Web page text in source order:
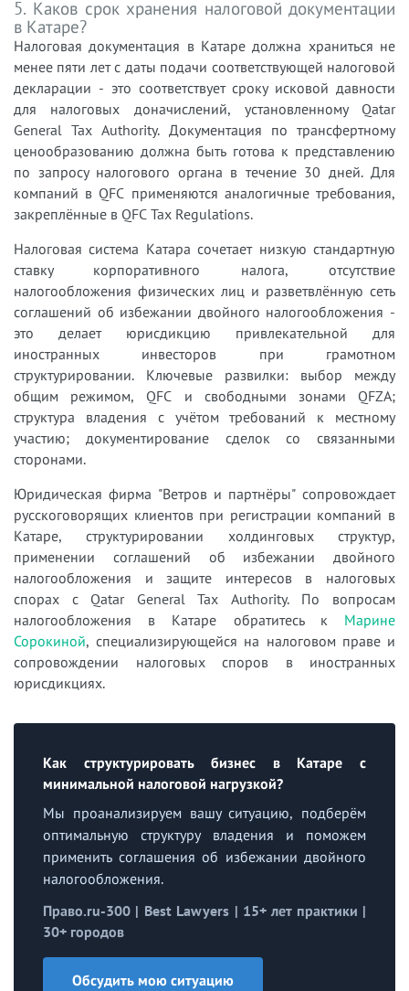
5. Каков срок хранения налоговой документации
в Катаре?
Налоговая документация в Катаре должна храниться не
менее пяти лет с даты подачи соответствующей налоговой
декларации - это соответствует сроку исковой давности
для налоговых доначислений, установленному Qatar
General Tax Authority. Документация по трансфертному
ценообразованию должна быть готова к представлению
по запросу налогового органа в течение 30 дней. Для
компаний в QFC применяются аналогичные требования,
закреплённые в QFC Tax Regulations.
Налоговая система Катара сочетает низкую стандартную
ставку корпоративного налога, отсутствие
налогообложения физических лиц и разветвлённую сеть
соглашений об избежании двойного налогообложения -
это делает юрисдикцию привлекательной для
иностранных инвесторов при грамотном
структурировании. Ключевые развилки: выбор между
общим режимом, QFC и свободными зонами QFZA;
структура владения с учётом требований к местному
участию; документирование сделок со связанными
сторонами.
Юридическая фирма "Ветров и партнёры" сопровождает
русскоговорящих клиентов при регистрации компаний в
Катаре, структурировании холдинговых структур,
применении соглашений об избежании двойного
налогообложения и защите интересов в налоговых
спорах с Qatar General Tax Authority. По вопросам
налогообложения в Катаре обратитесь к Марине
Сорокиной, специализирующейся на налоговом праве и
сопровождении налоговых споров в иностранных
юрисдикциях.
Как структурировать бизнес в Катаре с
минимальной налоговой нагрузкой?
Мы проанализируем вашу ситуацию, подберём
оптимальную структуру владения и поможем
применить соглашения об избежании двойного
налогообложения.
Право.ru-300 | Best Lawyers | 15+ лет практики |
30+ городов
Обсудить мою ситуацию